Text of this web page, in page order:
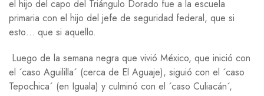
el hijo del capo del Triángulo Dorado fue a la escuela
primaria con el hijo del jefe de seguridad federal, que si
esto… que si aquello.
Luego de la semana negra que vivió México, que inició con
el ´caso Aguililla´ (cerca de El Aguaje), siguió con el ´caso
Tepochica´ (en Iguala) y culminó con el ´caso Culiacán´,